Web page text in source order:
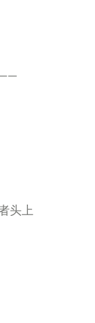
——
头上